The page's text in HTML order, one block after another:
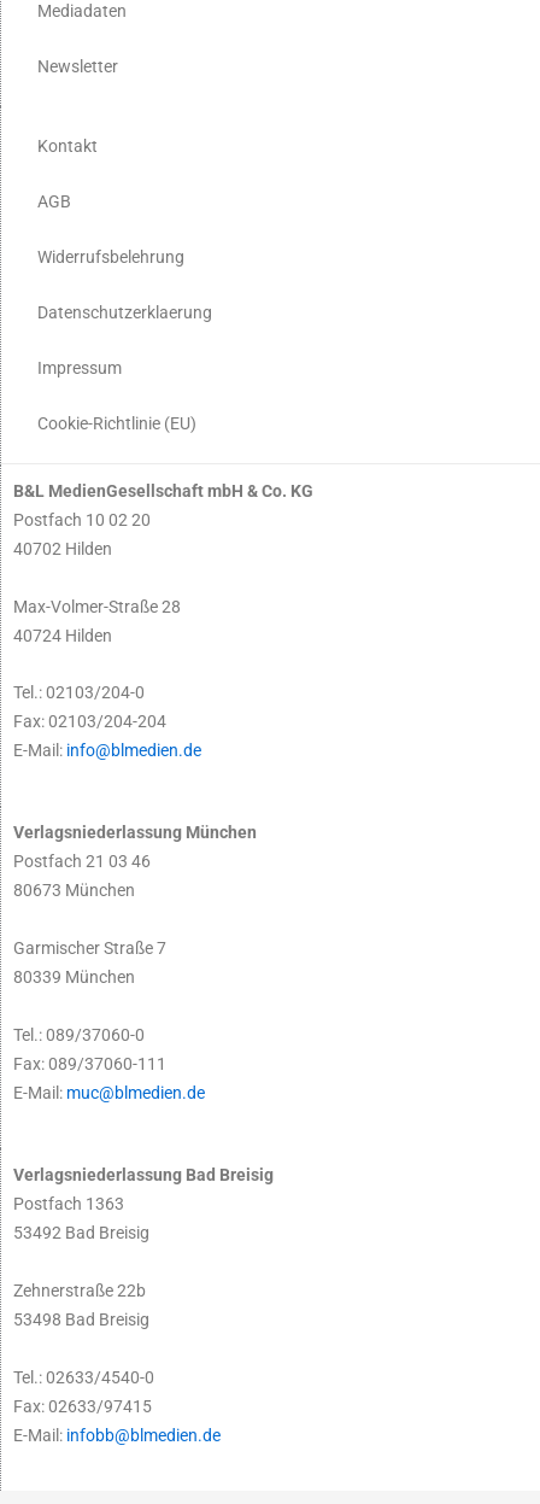
Mediadaten
Newsletter
Kontakt
AGB
Widerrufsbelehrung
Datenschutzerklaerung
Impressum
Cookie-Richtlinie (EU)
B&L MedienGesellschaft mbH & Co. KG
Postfach 10 02 20
40702 Hilden
Max-Volmer-Straße 28
40724 Hilden
Tel.: 02103/204-0
Fax: 02103/204-204
E-Mail: info@blmedien.de
Verlagsniederlassung München
Postfach 21 03 46
80673 München
Garmischer Straße 7
80339 München
Tel.: 089/37060-0
Fax: 089/37060-111
E-Mail: muc@blmedien.de
Verlagsniederlassung Bad Breisig
Postfach 1363
53492 Bad Breisig
Zehnerstraße 22b
53498 Bad Breisig
Tel.: 02633/4540-0
Fax: 02633/97415
E-Mail: infobb@blmedien.de